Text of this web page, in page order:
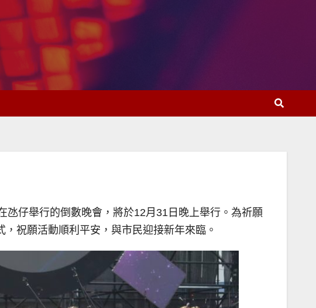
氹仔舉行的倒數晚會，將於12月31日晚上舉行。為祈願
祝願活動順利平安，與市民迎接新年來臨。